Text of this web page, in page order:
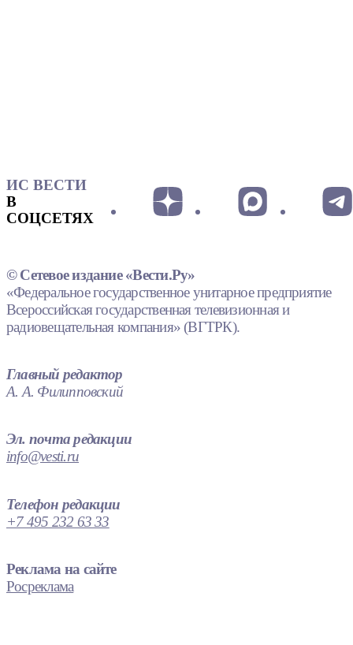
ИС ВЕСТИ
В
СОЦСЕТЯХ
© Сетевое издание «Вести.Ру»
«Федеральное государственное унитарное предприятие
Всероссийская государственная телевизионная и
радиовещательная компания» (ВГТРК).
Главный редактор
А. А. Филипповский
Эл. почта редакции
info@vesti.ru
Телефон редакции
+7 495 232 63 33
Реклама на сайте
Росреклама